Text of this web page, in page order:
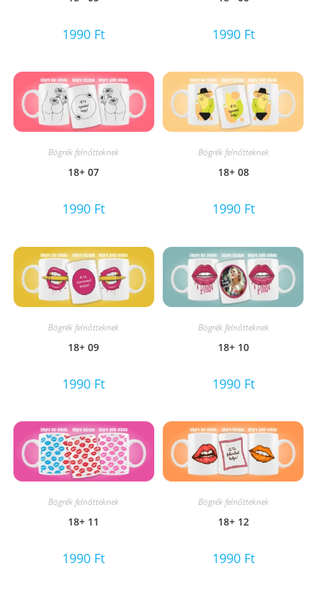
1990 Ft 1990 Ft
Bögrék felnőtteknek
18+ 07
1990 Ft
Bögrék felnőtteknek
18+ 08
1990 Ft
Bögrék felnőtteknek
18+ 09
1990 Ft
Bögrék felnőtteknek
18+ 10
1990 Ft
Bögrék felnőtteknek
18+ 11
1990 Ft
Bögrék felnőtteknek
18+ 12
1990 Ft